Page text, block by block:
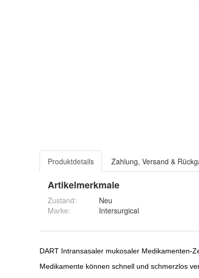
Produktdetails Zahlung, Versand &
Artikelmerkmale
Zustand:
Neu
Marke:
Intersurgical